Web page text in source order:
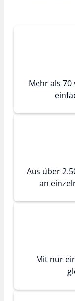
Mehr als
Aus über
an
Mit nur